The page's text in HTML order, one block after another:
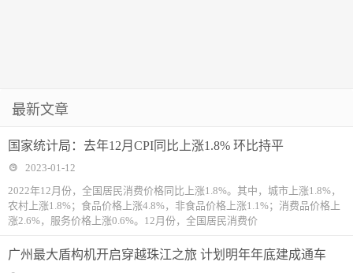
最新文章
国家统计局：去年12月CPI同比上涨1.8% 环比持平
2023-01-12
2022年12月份，全国居民消费价格同比上涨1.8%。其中，城市上涨1.8%，
农村上涨1.8%；食品价格上涨4.8%，非食品价格上涨1.1%；消费品价格上
涨2.6%，服务价格上涨0.6%。12月份，全国居民消费价
广州最大盾构机开启穿越珠江之旅 计划明年年底建成通车